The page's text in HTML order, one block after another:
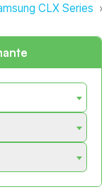
CLX Series